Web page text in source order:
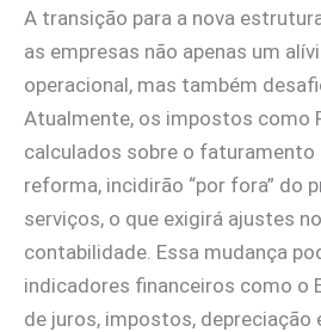
A transição para a nova
as empresas não apenas um
operacional, mas também
Atualmente, os impostos como
calculados sobre o faturamento
reforma, incidirão “por fora” do
serviços, o que exigirá ajustes
contabilidade. Essa mudança
indicadores financeiros como o
de juros, impostos, depreciação